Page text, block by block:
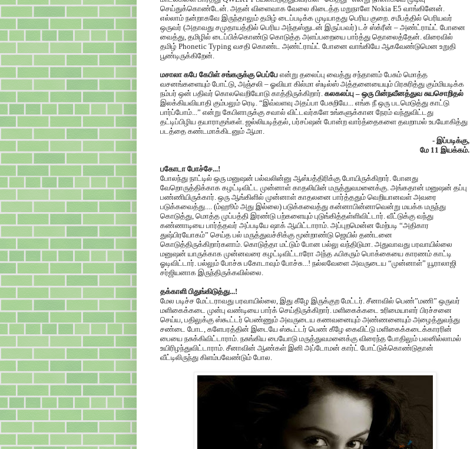
செய்துக்கொண்டேன். அதன் விளைவாக வேலை கிடைத்த மறுநாளே Nokia E5 வாங்கினேன்.
எல்லாம் நன்றாகவே இருந்தாலும் தமிழ் டைப்படிக்க முடியாதது பெரிய குறை. சமீபத்தில் பெரியவர்
ஒருவர் (அதாவது சமுதாயத்தில் பெரிய அந்தஸ்துடன் இருப்பவர்) டச் ஸ்க்ரீன் – அண்ட்ராய்ட் போனை
வைத்து, தமிழில் டைப்பிக்கொண்டு கொடுத்த அளப்பறையை பார்த்து தொலைத்தேன். விரைவில்
தமிழ் Phonetic Typing வசதி கொண்ட அண்ட்ராய்ட் போனை வாங்கியே ஆகவேண்டுமென உறுதி
பூண்டிருக்கிறேன்.
மசாலா கபே கேபிள் சங்கருக்கு பெப்பே என்று தலைப்பு வைத்து சந்தானம் பேசும் மொத்த
வசனங்களையும் போட்டு, அஞ்சலி – ஓவியா கில்மா ஸ்டில்ஸ் அத்தனையையும் பிரசுரித்து கும்மியடிக்க
நம்பர் ஒன் பதிவர் கொலவெறியோடு காத்திருக்கிறார். கலகலப்பு – ஒரு பின்நவீனத்துவ சுயசொறிதல்
இலக்கியவியாதி கும்பலும் ரெடி. “இவ்வளவு அதப்பா பேசுறியே... எங்க நீ ஒரு படமெடுத்து காட்டு
பார்ப்போம்...” என்று கேபிளாருக்கு சவால் விட்டவர்களே உங்களுக்கான நேரம் வந்துவிட்டது
தட்டிப்பிழிய தயாராகுங்கள். ஜல்லியடித்தல், பர்சப்ஷன் போன்ற வார்த்தைகளை தவறாமல் உபயோகித்து
படத்தை கண்டமாக்கிடனும் ஆமா.
- இப்படிக்கு,
மே 11 இயக்கம்.
பகோடா போச்சே...!
போலந்து நாட்டில் ஒரு மனுஷன் பல்வலின்னு ஆஸ்பத்திரிக்கு போயிருக்கிறார். போனது
வேறொருத்திக்காக கழட்டிவிட்ட முன்னாள் காதலியின் மருத்துவமனைக்கு. அங்கதான் மனுஷன் தப்பு
பண்ணியிருக்கார். ஒரு ஆங்கிளில் முன்னாள் காதலனை பார்த்ததும் வெறியானவள் அவரை
படுக்கவைத்து.... (ம்ஹூம் அது இல்லை) படுக்கவைத்து கன்னாபின்னாவென்று மயக்க மருந்து
கொடுத்து, மொத்த முப்பத்தி இரண்டு பற்களையும் புடுங்கித்தள்ளிவிட்டார். வீட்டுக்கு வந்து
கண்ணாடியை பார்த்தவர் அப்படியே ஷாக் ஆயிட்டாராம். அப்புறமென்ன மேற்படி “அதிகார
துஷ்பிரயோகம்” செய்த பல் மருத்துவச்சிக்கு மூன்றாண்டு ஜெயில் தண்டனை
கொடுத்திருக்கிறார்களாம். கொடுத்தா மட்டும் போன பல்லு வந்திடுமா. அதுவாவது பரவாயில்லை
மனுஷன் யாருக்காக முன்னவரை கழட்டிவிட்டாரோ அந்த ஃபிகரும் பொக்கையை காரணம் காட்டி
ஓடிவிட்டார். பல்லும் போச்சு பகோடாவும் போச்சு...! நல்லவேளை அவருடைய “முன்னாள்” யூராலாஜி
சர்ஜியனாக இருந்திருக்கவில்லை.
தக்காளி பிதுங்கிடுத்து...!
மேல படிச்ச மேட்டராவது பரவாயில்லை, இது கீழே இருக்குற மேட்டர். சீனாவில் பெண்”மணி” ஒருவர்
மளிகைக்கடை முன்பு வண்டியை பார்க் செய்திருக்கிறார். மளிகைக்கடை உரிமையாளர் பிரச்சனை
செய்ய, பதிலுக்கு ஸ்கூட்டர் பெண்ணும் அவருடைய கணவனையும் அண்ணனையும் அழைத்துவந்து
சண்டை போட, களேபரத்தின் இடையே ஸ்கூட்டர் பெண் கீழே கைவிட்டு மளிகைக்கடைக்காரரின்
பையை நசுக்கிவிட்டாராம். நசுங்கிய பையோடு மருத்துவமனைக்கு விரைந்த போதிலும் பலனில்லாமல்
உயிரிழந்துவிட்டாராம். சீனாவின் ஆண்கள் இனி அப்டோமன் கார்ட் போட்டுக்கொண்டுதான்
வீட்டிலிருந்து கிளம்பவேண்டும் போல.